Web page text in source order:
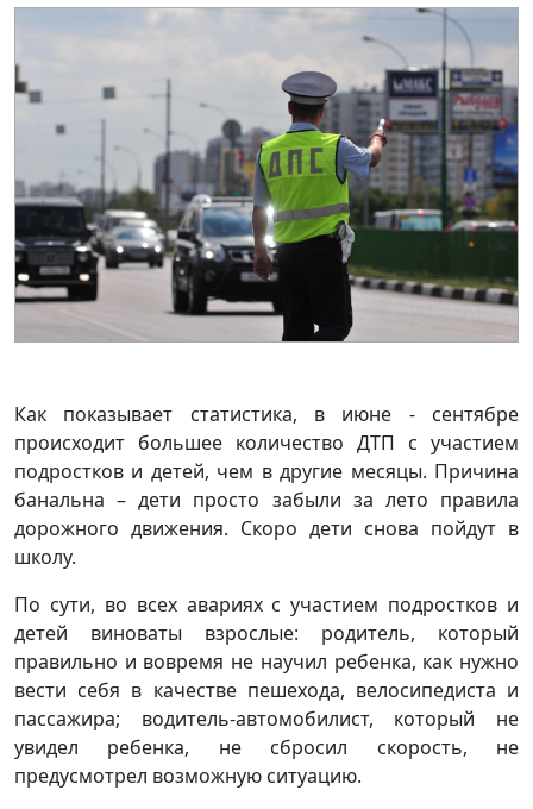
Как показывает статистика, в июне - сентябре
происходит большее количество ДТП с участием
подростков и детей, чем в другие месяцы. Причина
банальна – дети просто забыли за лето правила
дорожного движения. Скоро дети снова пойдут в
школу.
По сути, во всех авариях с участием подростков и
детей виноваты взрослые: родитель, который
правильно и вовремя не научил ребенка, как нужно
вести себя в качестве пешехода, велосипедиста и
пассажира; водитель-автомобилист, который не
увидел ребенка, не сбросил скорость, не
предусмотрел возможную ситуацию.